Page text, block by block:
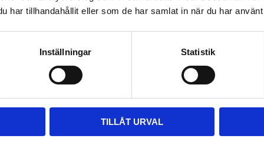
har tillhandahållit eller som de har samlat in när du har
Inställningar Statistik
TILLÅT URVAL
MONTERINGSSATS U-
100 MM 4-PACK
Nytt takräcke, nya fästen
till takboxen?